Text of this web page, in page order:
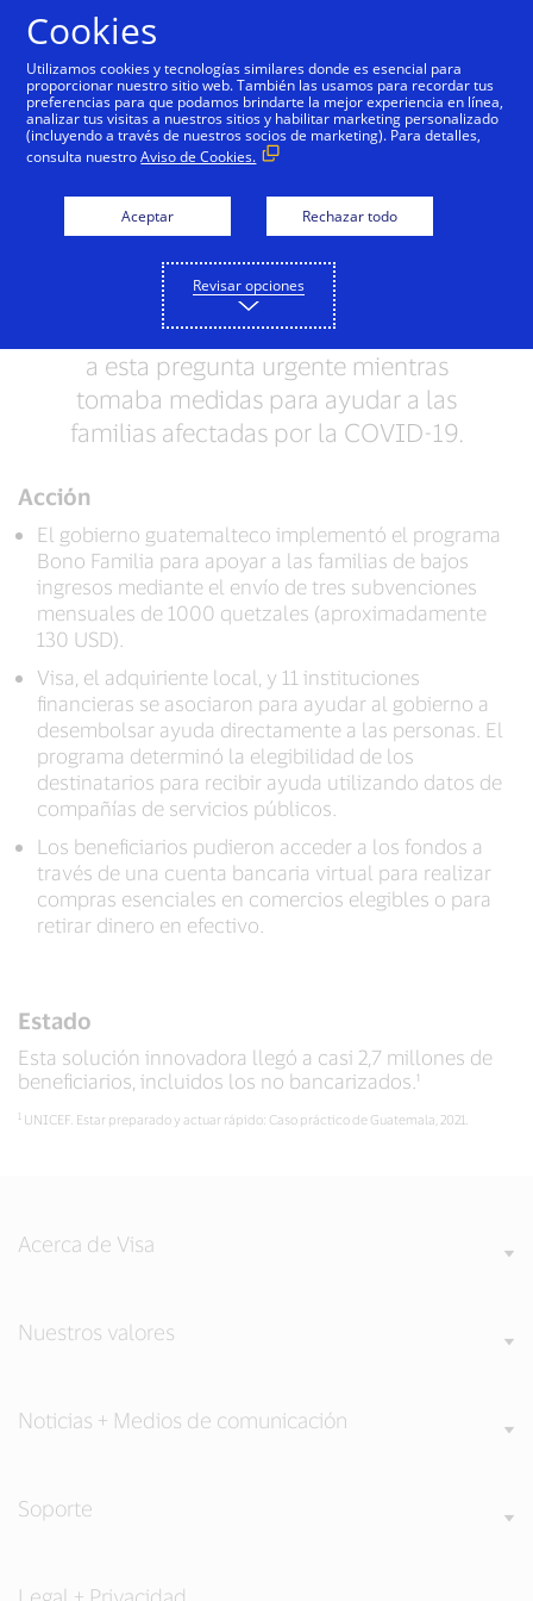
Llegar a familias vulnerables
en Guatemala
Cuando el tiempo es esencial, ¿cómo
pueden los gobiernos brindar ayuda
de manera efectiva a quienes más la
necesitan, incluidos los no
bancarizados? Guatemala se enfrentó
a esta pregunta urgente mientras
tomaba medidas para ayudar a las
familias afectadas por la COVID-19.
Acción
El gobierno guatemalteco implementó el programa
Bono Familia para apoyar a las familias de bajos
ingresos mediante el envío de tres subvenciones
mensuales de 1000 quetzales (aproximadamente
130 USD).
Visa, el adquiriente local, y 11 instituciones
financieras se asociaron para ayudar al gobierno a
desembolsar ayuda directamente a las personas. El
programa determinó la elegibilidad de los
destinatarios para recibir ayuda utilizando datos de
compañías de servicios públicos.
Los beneficiarios pudieron acceder a los fondos a
través de una cuenta bancaria virtual para realizar
compras esenciales en comercios elegibles o para
retirar dinero en efectivo.
Estado
Esta solución innovadora llegó a casi 2,7 millones de
beneficiarios, incluidos los no bancarizados.¹
1 UNICEF. Estar preparado y actuar rápido: Caso práctico de Guatemala, 2021.
Acerca de Visa
Nuestros valores
Noticias + Medios de comunicación
Soporte
Cookies
Utilizamos cookies y tecnologías similares donde es esencial para
proporcionar nuestro sitio web. También las usamos para recordar tus
preferencias para que podamos brindarte la mejor experiencia en línea,
analizar tus visitas a nuestros sitios y habilitar marketing personalizado
(incluyendo a través de nuestros socios de marketing). Para detalles,
consulta nuestroAviso de Cookies.
Aceptar Rechazar todo
Revisar opciones